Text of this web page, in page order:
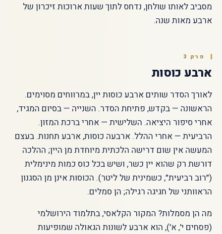
מסביב לאותו שולחן, נדחס לתוך שעות ארוכות זיכרון של
ארבע מאות שנה.
פרק 3
ארבע כוסות
לאורך הסדר שותים ארבע כוסות יין, במרווחים מסוימים.
הראשונה — בקדש, פתיחת הסדר. השנייה — בסיום המגיד,
אחרי סיפור היציאה. השלישית — אחרי ברכת המזון.
הרביעית — אחרי ההלל. ארבעה כוסות, ארבע תחנות. בעצם
המעשה אין שום דרישה הלכתית מיוחדת מן היין; ההלכה
דורשת רק שהוא יין כשר, ושיש בכל כוס כמות מינימלית
(״רוב רביעית״, כשמינית של ליטר). הכוסות אינן מן הסגנון
הראוותני של חגיגה רגילה; הן סמלים.
מה הן מסמלות? המקור הקלאסי, בתלמוד הירושלמי
(פסחים י׳, א׳), הוא ארבע לשונות הגאולה שמופיעות